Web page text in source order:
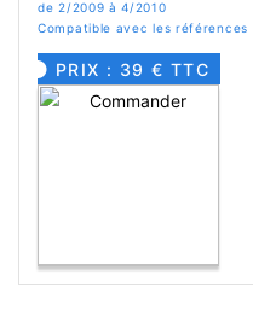
de 2/2009 à 4/2010
Compatible avec les références
PRIX : 39 € TTC